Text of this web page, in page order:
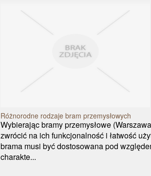
Różnorodne rodzaje bram przemysłowych
Wybierając bramy przemysłowe
zwrócić na ich funkcjonalność i łatwość
brama musi być dostosowana pod
charakte...